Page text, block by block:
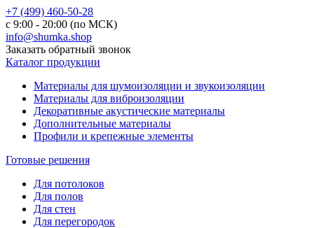
+7 (499) 460-50-28
с 9:00 - 20:00 (по МСК)
info@shumka.shop
Заказать обратный звонок
Каталог продукции
Материалы для шумоизоляции и звукоизоляции
Материалы для виброизоляции
Декоративные акустические материалы
Дополнительные материалы
Профили и крепежные элементы
Готовые решения
Для потолоков
Для полов
Для стен
Для перегородок